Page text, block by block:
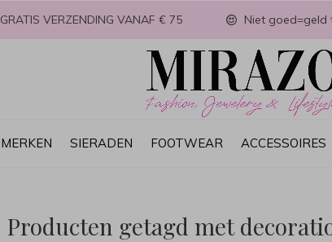
MERKEN SIERADEN FOOTWEAR ACCESSOIRES
GRATIS VERZENDING VANAF € 75 Niet goed=geld
Producten getagd met